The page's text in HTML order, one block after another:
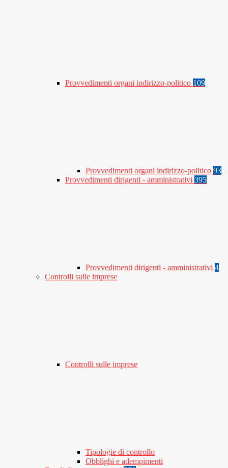
Provvedimenti organi indirizzo-politico 109
Provvedimenti organi indirizzo-politico 93
Provvedimenti dirigenti - amministrativi 395
Provvedimenti dirigenti - amministrativi 4
Controlli sulle imprese
Controlli sulle imprese
Tipologie di controllo
Obblighi e adempimenti